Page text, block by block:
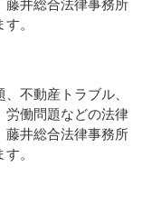
藤井総合法律事務所
。
、不動産トラブル、
労働問題などの法律
藤井総合法律事務所
。